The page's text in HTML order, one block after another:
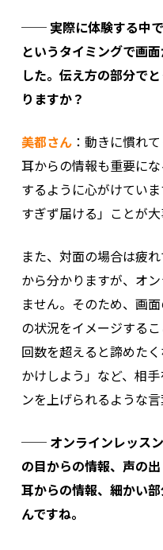
── 実際に体験する中
というタイミングで画
した。伝え方の部分で
りますか？
美都さん：動きに慣れ
耳からの情報も重要に
するように心がけてい
すぎず届ける」ことが大
また、対面の場合は疲
から分かりますが、オ
ません。そのため、画
の状況をイメージする
回数を超えると諦めた
かけしよう」など、相
ンを上げられるような言
── オンラインレッス
の目からの情報、声の
耳からの情報、細かい
んですね。